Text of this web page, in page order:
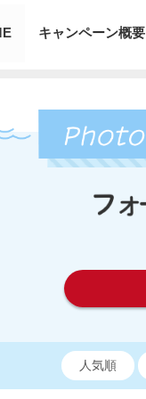
キャンペーン概要
人気順